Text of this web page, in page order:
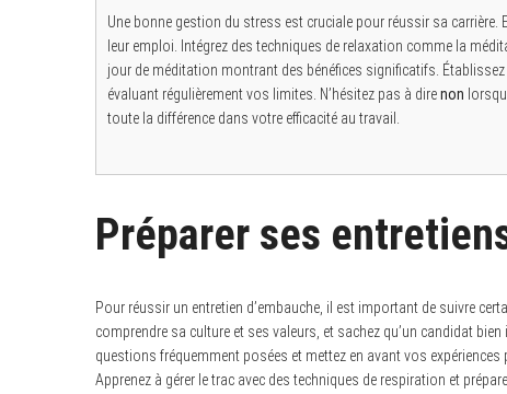
Une bonne gestion du stress est cruciale pour réussir sa
leur emploi. Intégrez des techniques de relaxation comme la
jour de méditation montrant des bénéfices significatifs.
évaluant régulièrement vos limites. N’hésitez pas à direnon
toute la différence dans votre efficacité au travail.
Préparer ses
Pour réussir un entretien d’embauche, il est important de suivre
comprendre sa culture et ses valeurs, et sachez qu’un candidat
questions fréquemment posées et mettez en avant vos
Apprenez à gérer le trac avec des techniques de respiration et